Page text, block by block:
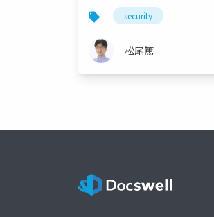
security
松尾篤